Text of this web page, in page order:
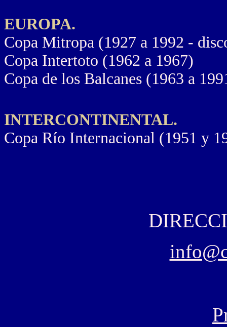
EUROPA.
Copa Mitropa (1927 a 1992 -
Copa Intertoto (1962 a 1967)
Copa de los Balcanes (1963 a
INTERCONTINENTAL.
Copa Río Internacional (1951 y